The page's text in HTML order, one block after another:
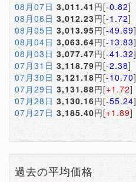
08月07日 3,011.41 円[-0.82]
08月06日 3,012.23円[-1.72]
08月05日 3,013.95円[-49.69]
08月04日 3,063.64円[-13.83]
08月03日 3,077.47円[-41.32]
07月31日 3,118.79円[-2.38]
07月30日 3,121.18円[-10.70]
07月29日 3,131.88円[+1.72]
07月28日 3,130.16円[-55.24]
07月27日 3,185.40円[+1.89]
過去の平均価格